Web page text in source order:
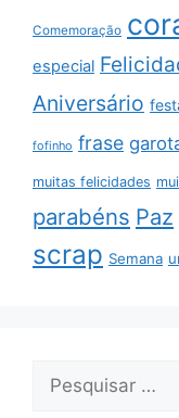
Comemoração
especial
Aniversário
fofinho frase
muitas felicidades
parabéns Paz
scrap Semana
Pesquisar